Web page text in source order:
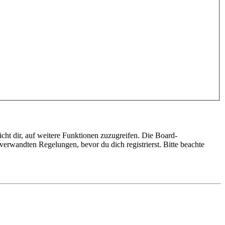
dir, auf weitere Funktionen zuzugreifen. Die Board-
Regelungen, bevor du dich registrierst. Bitte beachte